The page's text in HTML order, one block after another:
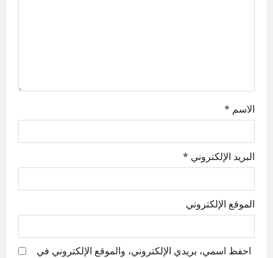
n
الاسم *
البريد الإلكتروني *
الموقع الإلكتروني
احفظ اسمي، بريدي الإلكتروني، والموقع الإلكتروني في